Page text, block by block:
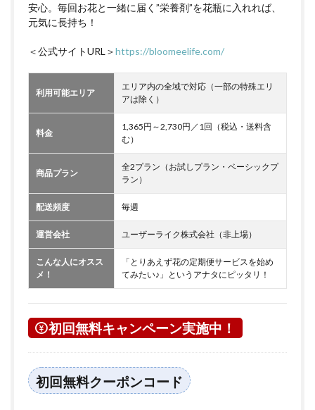
安心。毎回お花と一緒に届く”栄養剤”を花瓶に入れれば、
元気に長持ち！
＜公式サイトURL＞https://bloomeelife.com/
利用可能エリア
エリア内の全域で対応（一部の特殊エリ
アは除く）
料金
1,365円～2,730円／1回（税込・送料含
む）
商品プラン
全2プラン（お試しプラン・ベーシックプ
ラン）
配送頻度 毎週
運営会社 ユーザーライク株式会社（非上場）
こんな人にオスス
メ！
「とりあえず花の定期便サービスを始め
てみたい♪」というアナタにピッタリ！
初回無料キャンペーン実施中！
初回無料クーポンコード